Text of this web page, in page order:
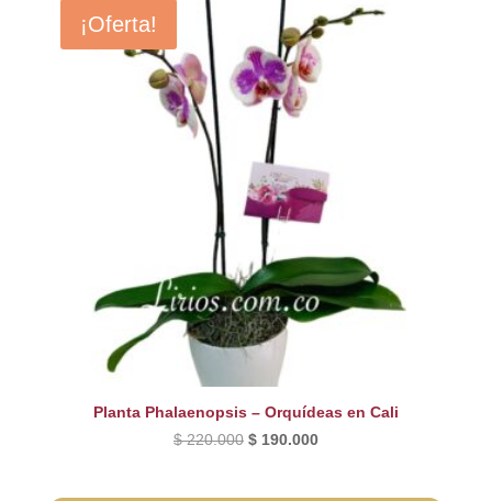
¡Oferta!
Planta Phalaenopsis – Orquídeas en Cali
$220.000 El
$190.000El